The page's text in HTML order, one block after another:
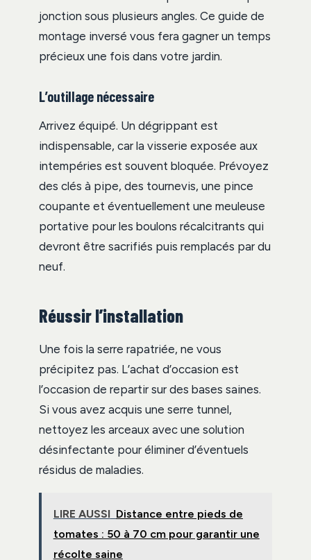
jonction sous plusieurs angles. Ce guide de
montage inversé vous fera gagner un temps
précieux une fois dans votre jardin.
L’outillage nécessaire
Arrivez équipé. Un dégrippant est
indispensable, car la visserie exposée aux
intempéries est souvent bloquée. Prévoyez
des clés à pipe, des tournevis, une pince
coupante et éventuellement une meuleuse
portative pour les boulons récalcitrants qui
devront être sacrifiés puis remplacés par du
neuf.
Réussir l’installation
Une fois la serre rapatriée, ne vous
précipitez pas. L’achat d’occasion est
l’occasion de repartir sur des bases saines.
Si vous avez acquis une serre tunnel,
nettoyez les arceaux avec une solution
désinfectante pour éliminer d’éventuels
résidus de maladies.
LIRE AUSSI Distance entre pieds de
tomates : 50 à 70 cm pour garantir une
récolte saine